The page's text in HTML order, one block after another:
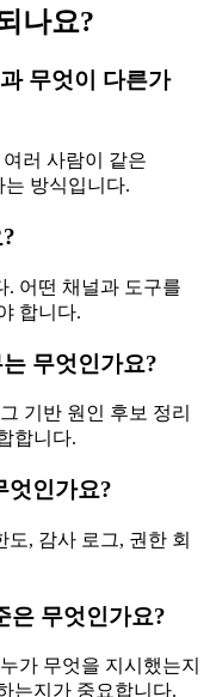
나요?
무엇이 다른가
러 사람이 같은
는 방식입니다.
. 어떤 채널과 도구를
합니다.
무엇인가요?
기반 원인 후보 정리
합니다.
엇인가요?
, 감사 로그, 권한 회
은 무엇인가요?
가 무엇을 지시했는지
는지가 중요합니다.